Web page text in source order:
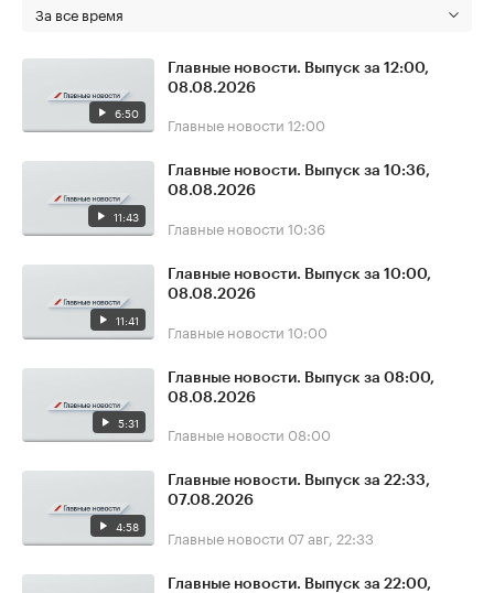
За все время
6:50
Главные новости. Выпуск за 12:00,
08.08.2026
Главные новости 12:00
11:43
Главные новости. Выпуск за 10:36,
08.08.2026
Главные новости 10:36
11:41
Главные новости. Выпуск за 10:00,
08.08.2026
Главные новости 10:00
5:31
Главные новости. Выпуск за 08:00,
08.08.2026
Главные новости 08:00
4:58
Главные новости. Выпуск за 22:33,
07.08.2026
Главные новости 07 авг, 22:33
Главные новости. Выпуск за 22:00,